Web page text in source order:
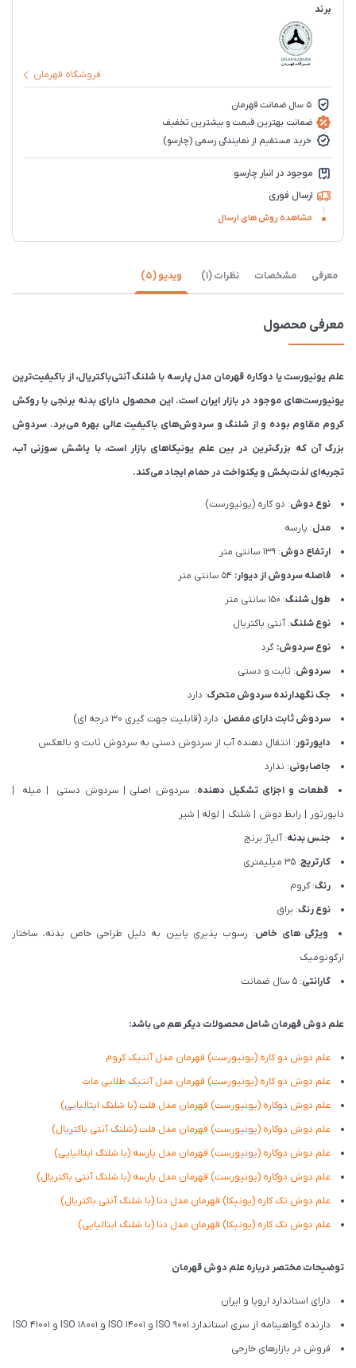
برند
فروشگاه قهرمان
5 سال ضمانت قهرمان
ضمانت بهترین قیمت و بیشترین تخفیف
خرید مستقیم از نمایندگی رسمی (چارسو)
موجود در انبار چارسو
ارسال فوری
مشاهده روش های ارسال
معرفی مشخصات نظرات (1) ویدیو (5)
معرفی محصول
علم یونیورست یا دوکاره قهرمان مدل پارسه با شلنگ آنتی‌باکتریال، از باکیفیت‌ترین
یونیورست‌های موجود در بازار ایران است. این محصول دارای بدنه برنجی با روکش
کروم مقاوم بوده و از شلنگ و سردوش‌های باکیفیت عالی بهره می‌برد. سردوش
بزرگ آن که بزرگ‌ترین در بین علم یونیکاهای بازار است، با پاشش سوزنی آب،
تجربه‌ای لذت‌بخش و یکنواخت در حمام ایجاد می‌کند.
نوع دوش: دو کاره (یونیورست)
مدل: پارسه
ارتفاع دوش: 139 سانتی متر
فاصله سردوش از دیوار:
طول شلنگ: 150 سانتی متر
نوع شلنگ: آنتی باکتریال
نوع سردوش: گرد
سردوش: ثابت و دستی
جک نگهدارنده سردوش متحرک: دارد
سردوش ثابت دارای مفصل: دارد (قابلیت جهت گیری 30 درجه ای)
دایورتور: انتقال دهنده آب از سردوش دستی به سردوش ثابت و بالعکس
جاصابونی: ندارد
قطعات و اجزای تشکیل دهنده: سردوش اصلی سردوش دستی میله
دایورتور
رابط دوش شلنگ لوله
شیر
جنس بدنه: آلیاژ برنج
کارتریج: 35 میلیمتری
رنگ: کروم
نوع رنگ: براق
ویژگی های خاص: رسوب پذیری پایین به دلیل طراحی خاص بدنه، ساختار
ارگونومیک
گارانتی: 5 سال ضمانت
علم دوش قهرمان شامل محصولات دیگر هم می باشد:
علم دوش دو کاره (یونیورست) قهرمان مدل آنتیک کروم
علم دوش دو کاره (یونیورست) قهرمان مدل آنتیک طلایی مات
علم دوش دوکاره (یونیورست) قهرمان مدل فلت (با شلنگ ایتالیایی)
علم دوش دوکاره (یونیورست) قهرمان مدل فلت (شلنگ آنتی باکتریال)
علم دوش دوکاره (یونیورست) قهرمان مدل پارسه (با شلنگ ایتالیایی)
علم دوش دوکاره (یونیورست) قهرمان مدل پارسه (با شلنگ آنتی باکتریال)
علم دوش تک کاره (یونیکا) قهرمان مدل دنا (با شلنگ آنتی باکتریال)
علم دوش تک کاره (یونیکا) قهرمان مدل دنا (با شلنگ ایتالیایی)
توضیحات مختصر درباره علم دوش قهرمان
دارای استاندارد اروپا و ایران
دارنده گواهینامه از سری استاندارد ISO 9001 و ISO 14001 و ISO 18001 و ISO 41001
فروش در بازارهای خارجی